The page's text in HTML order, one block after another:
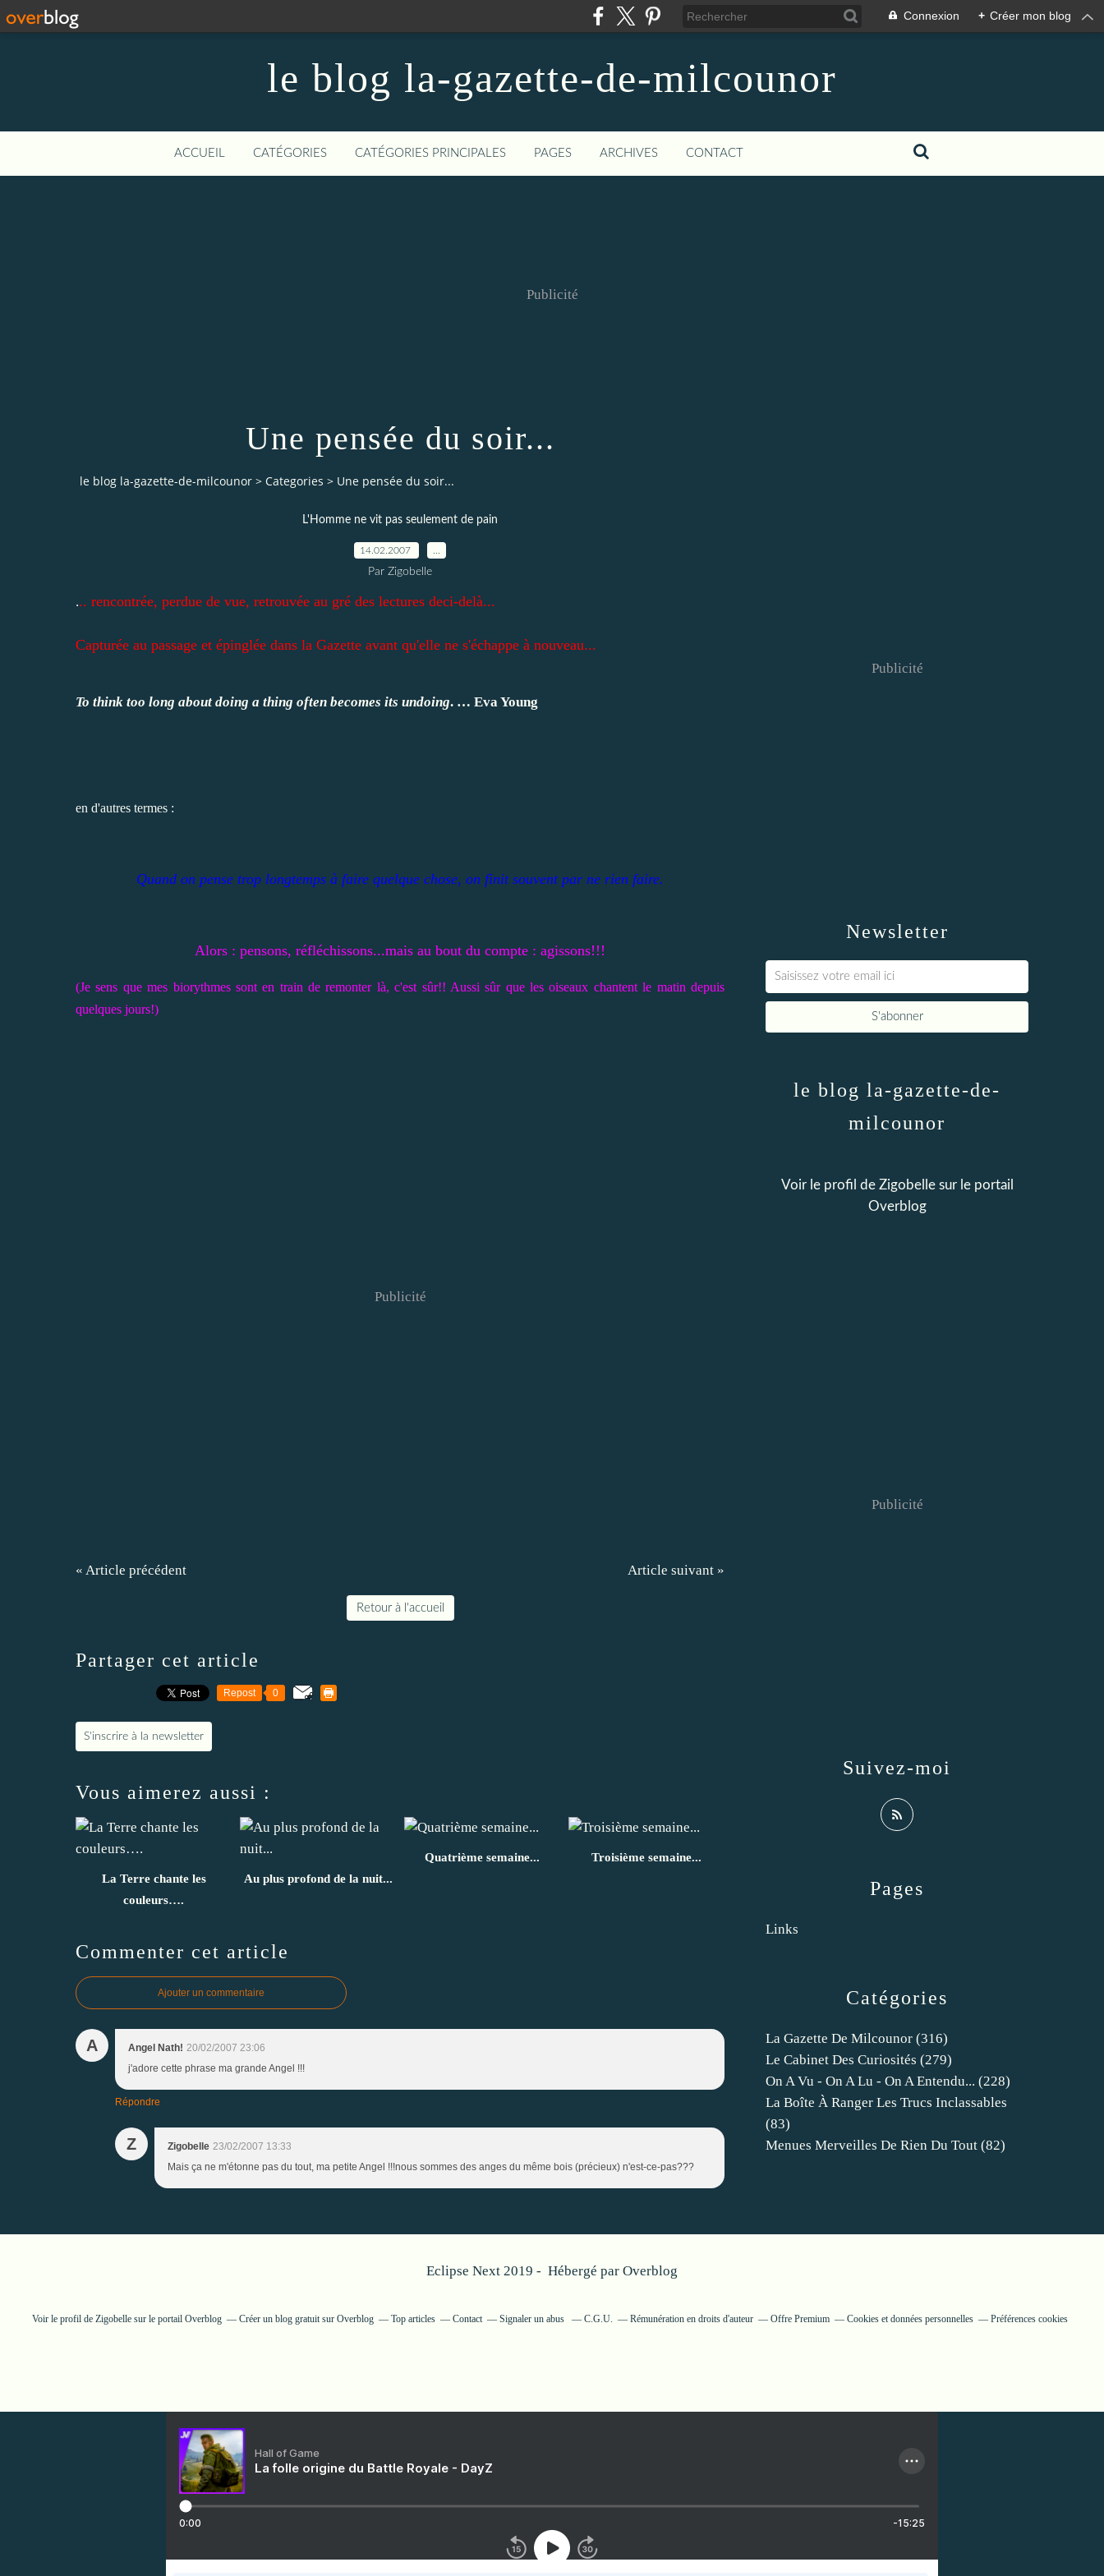
Connexion + Créer mon blog
le blog la-gazette-de-milcounor
ACCUEIL CATÉGORIES CATÉGORIES PRINCIPALES PAGES ARCHIVES CONTACT
Publicité
Une pensée du soir...
le blog la-gazette-de-milcounor > Categories > Une pensée du soir...
L'Homme ne vit pas seulement de pain
14.02.2007
Par Zigobelle
... rencontrée, perdue de vue, retrouvée au gré des lectures deci-delà...
Capturée au passage et épinglée dans la Gazette avant qu'elle ne s'échappe à nouveau...
To think too long about doing a thing often becomes its undoing. … Eva Young
en d'autres termes :
Quand on pense trop longtemps à faire quelque chose, on finit souvent par ne rien faire.
Alors : pensons, réfléchissons...mais au bout du compte : agissons!!!
(Je sens que mes biorythmes sont en train de remonter là, c'est sûr!! Aussi sûr que les oiseaux chantent le matin depuis
quelques jours!)
Publicité
« Article précédent Article suivant »
Retour à l'accueil
Partager cet article
Repost 0
S'inscrire à la newsletter
Vous aimerez aussi :
La Terre chante les
couleurs….
Au plus profond de la nuit...
Quatrième semaine... Troisième semaine...
Commenter cet article
Ajouter un commentaire
A Angel Nath! 20/02/2007 23:06
j'adore cette phrase ma grande Angel !!!
Répondre
Z Zigobelle 23/02/2007 13:33
Mais ça ne m'étonne pas du tout, ma petite Angel !!!nous sommes des anges du même bois (précieux) n'est-ce-pas???
Newsletter
Publicité
Catégories
La Gazette De Milcounor (316)
Le Cabinet Des Curiosités (279)
On A Vu - On A Lu - On A Entendu... (228)
La Boîte À Ranger Les Trucs Inclassables
(83)
Menues Merveilles De Rien Du Tout (82)
Pages
Links
le blog la-gazette-de-
milcounor
Voir le profil de Zigobellesur le portail
Overblog
Suivez-moi
Publicité
Eclipse Next 2019 - Hébergé par Overblog
Voir le profil de Zigobellesur le portail Overblog Créer un blog gratuit sur Overblog Top articles Contact Signaler un abus C.G.U. Rémunération en droits d'auteur Offre Premium Cookies et données personnelles Préférences cookies
Hall of Game
La folle origine du Battle Royale - DayZ
0:00 -15:25